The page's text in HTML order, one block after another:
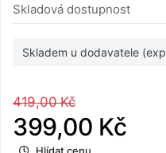
Skladová dostupnost
Skladem u dodavatele
419,00 Kč
399,00 Kč